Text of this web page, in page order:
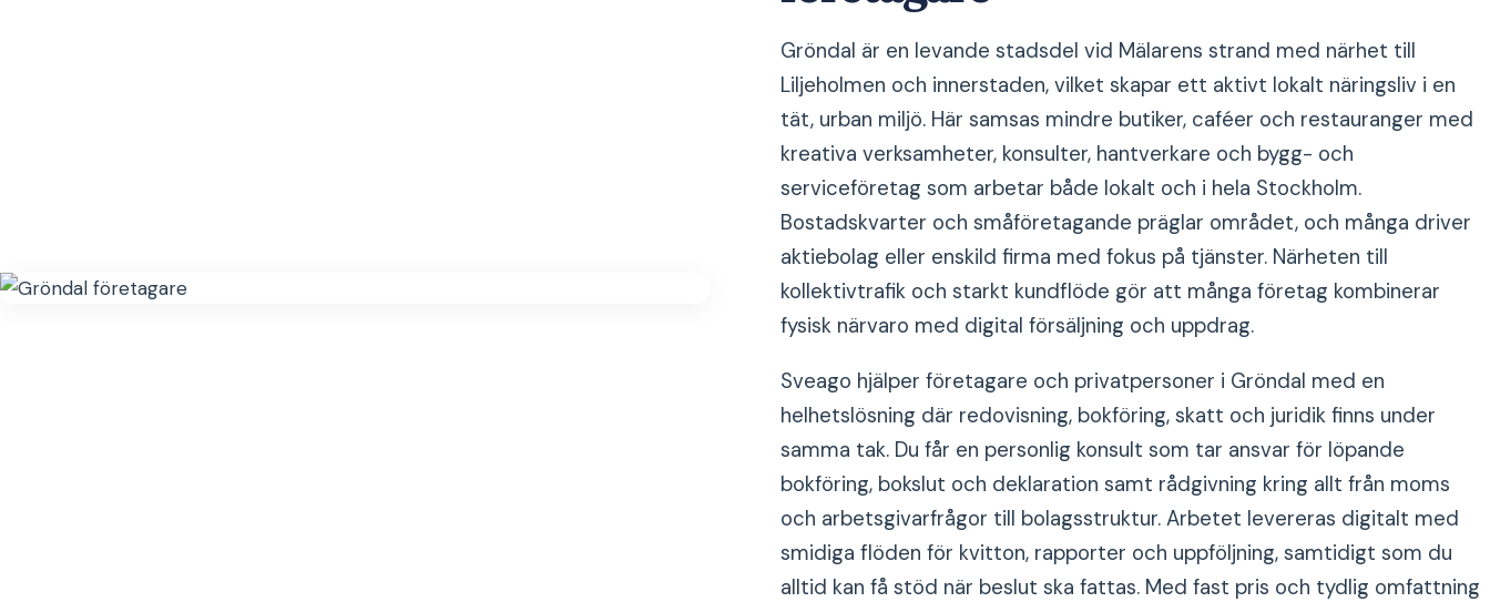
Gröndal är en levande stadsdel vid Mälarens strand med närhet till
Liljeholmen och innerstaden, vilket skapar ett aktivt lokalt näringsliv i en
tät, urban miljö. Här samsas mindre butiker, caféer och restauranger med
kreativa verksamheter, konsulter, hantverkare och bygg- och
serviceföretag som arbetar både lokalt och i hela Stockholm.
Bostadskvarter och småföretagande präglar området, och många driver
aktiebolag eller enskild firma med fokus på tjänster. Närheten till
kollektivtrafik och starkt kundflöde gör att många företag kombinerar
fysisk närvaro med digital försäljning och uppdrag.
Sveago hjälper företagare och privatpersoner i Gröndal med en
helhetslösning där redovisning, bokföring, skatt och juridik finns under
samma tak. Du får en personlig konsult som tar ansvar för löpande
bokföring, bokslut och deklaration samt rådgivning kring allt från moms
och arbetsgivarfrågor till bolagsstruktur. Arbetet levereras digitalt med
smidiga flöden för kvitton, rapporter och uppföljning, samtidigt som du
alltid kan få stöd när beslut ska fattas. Med fast pris och tydlig omfattning